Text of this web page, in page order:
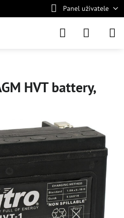
Panel uživatele
HVT battery,